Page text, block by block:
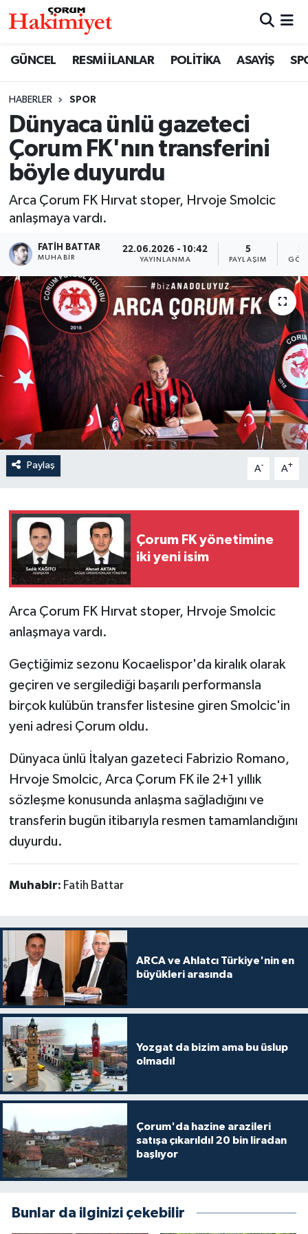
GÜNCEL RESMİ İLANLAR POLİTİKA ASAYİŞ
HABERLER SPOR
Dünyaca ünlü gazeteci
Çorum FK'nın transferini
böyle duyurdu
Arca Çorum FK Hırvat stoper, Hrvoje Smolcic
anlaşmaya vardı.
FATIH BATTAR
MUHABIR
22.06.2026 - 10:42
YAYINLANMA
5
PAYLAŞIM
Paylaş A- A+
Çorum FK yönetimine
iki yeni isim
Arca Çorum FK Hırvat stoper, Hrvoje Smolcic
anlaşmaya vardı.
Geçtiğimiz sezonu Kocaelispor'da kiralık olarak
geçiren ve sergilediği başarılı performansla
birçok kulübün transfer listesine giren Smolcic'in
yeni adresi Çorum oldu.
Dünyaca ünlü İtalyan gazeteci Fabrizio Romano,
Hrvoje Smolcic, Arca Çorum FK ile 2+1 yıllık
sözleşme konusunda anlaşma sağladığını ve
transferin bugün itibarıyla resmen tamamlandığını
duyurdu.
Muhabir: Fatih Battar
ARCA ve Ahlatcı Türkiye'nin en
büyükleri arasında
Yozgat da bizim ama bu üslup
olmadı!
Çorum'da hazine arazileri
satışa çıkarıldı! 20 bin liradan
başlıyor
Bunlar da ilginizi çekebilir
SAĞLIK
ASAYİŞ
EKONOMİ
GÜNCEL
AKTÜEL
EĞİTİM
İLÇELER
OTOPARK
TEKNOLOJİ
Nöbetçi Eczaneler
Çorum Namaz Vakitleri
Trafik Durumu
Süper Lig Puan Durumu ve Fikstür
Tüm Manşetler
Son Dakika Haberleri
Haber Arşivi